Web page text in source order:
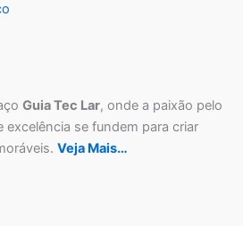
Guia Tec Lar, onde a paixão pelo
se fundem para criar
Veja Mais…